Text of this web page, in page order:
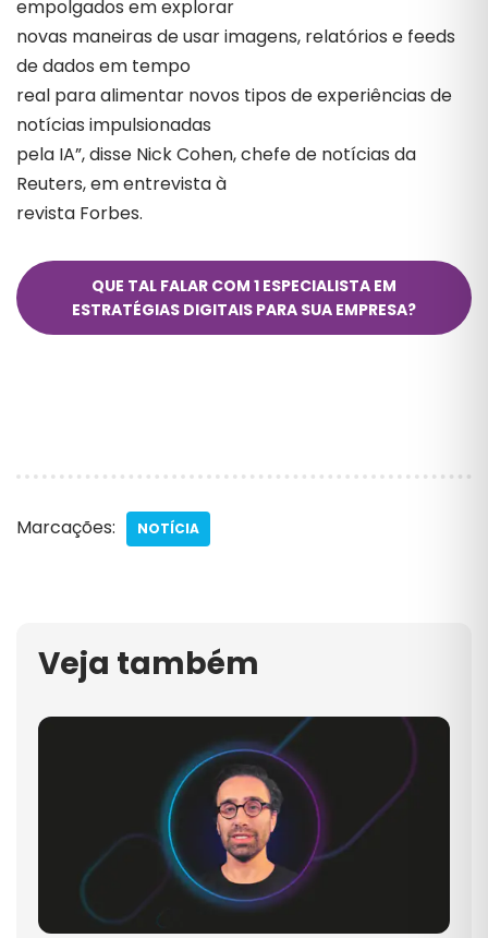
empolgados em explorar
novas maneiras de usar imagens, relatórios e feeds
de dados em tempo
real para alimentar novos tipos de experiências de
notícias impulsionadas
pela IA”, disse Nick Cohen, chefe de notícias da
Reuters, em entrevista à
revista Forbes.
QUE TAL FALAR COM 1 ESPECIALISTA EM
ESTRATÉGIAS DIGITAIS PARA SUA EMPRESA?
Marcações: NOTÍCIA
Veja também